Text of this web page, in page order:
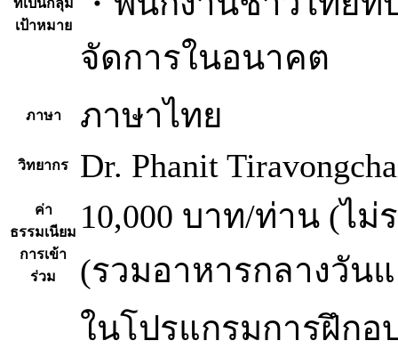
ที่เป็นกลุ่ม
เป้าหมาย
จัดการในอนาคต
ภาษา ภาษาไทย
วิทยากร Dr. Phanit
ค่า
ธรรมเนียม
การเข้า
ร่วม
10,000 บาท/ท่าน (ไ
(รวมอาหารกลางวัน
ในโปรแกรมการฝึกอ